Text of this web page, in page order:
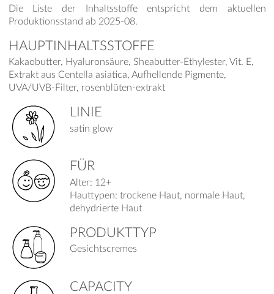
Die Liste der Inhaltsstoffe entspricht dem aktuellen
Produktionsstand ab 2025-08.
HAUPTINHALTSSTOFFE
Kakaobutter, Hyaluronsäure, Sheabutter-Ethylester, Vit. E,
Extrakt aus Centella asiatica, Aufhellende Pigmente,
UVA/UVB-Filter, rosenblüten-extrakt
LINIE
satin glow
FÜR
Alter: 12+
Hauttypen: trockene Haut, normale Haut,
dehydrierte Haut
PRODUKTTYP
Gesichtscremes
CAPACITY